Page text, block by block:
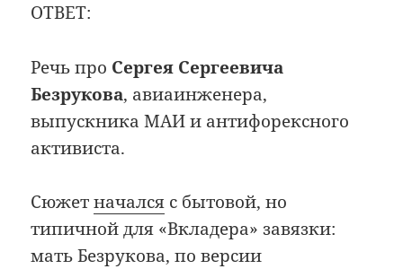
ОТВЕТ:
Речь про Сергея Сергеевича
Безрукова, авиаинженера,
выпускника МАИ и антифорексного
активиста.
Сюжетначался с бытовой, но
типичной для «Вкладера» завязки:
мать Безрукова, по версии